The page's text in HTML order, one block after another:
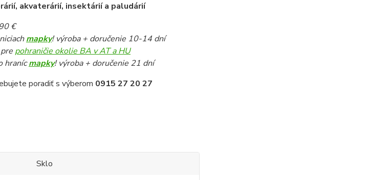
akvaterárií, insektárií a paludárií
€
mapky! výroba + doručenie 10-14 dní
pohraničie okolie BA v AT a HU
hranícmapky! výroba + doručenie 21 dní
poradiť s výberom 0915 27 20 27
Sklo